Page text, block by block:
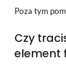
Poza tym
Czy
element